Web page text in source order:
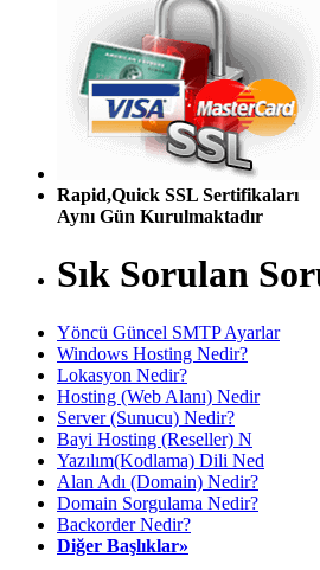
Rapid,Quick SSL Sertifikaları
Aynı Gün Kurulmaktadır
Sık Sorulan
Yöncü Güncel SMTP Ayarlar
Windows Hosting Nedir?
Lokasyon Nedir?
Hosting (Web Alanı) Nedir
Server (Sunucu) Nedir?
Bayi Hosting (Reseller) N
Yazılım(Kodlama) Dili Ned
Alan Adı (Domain) Nedir?
Domain Sorgulama Nedir?
Backorder Nedir?
Diğer Başlıklar»